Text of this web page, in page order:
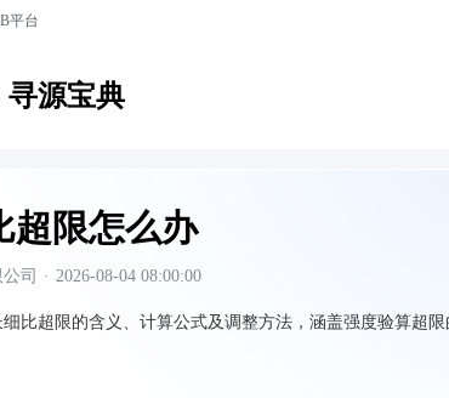
平台
寻源宝典
超限怎么办
司 · 2026-08-04 08:00:00
比超限的含义、计算公式及调整方法，涵盖强度验算超